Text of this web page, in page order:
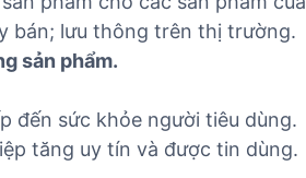
bán; lưu thông trên thị trường.
sản phẩm.
đến sức khỏe người tiêu dùng.
tăng uy tín và được tin dùng.